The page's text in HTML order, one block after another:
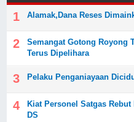
Alamak,Dana Reses
Semangat Gotong Royong
Terus Dipelihara
Pelaku Penganiayaan
Kiat Personel Satgas
DS